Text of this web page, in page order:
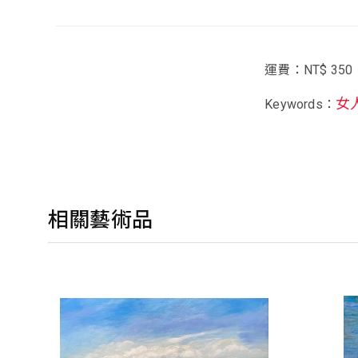
運費：NT$ 350
Keywords： 女
相關藝術品